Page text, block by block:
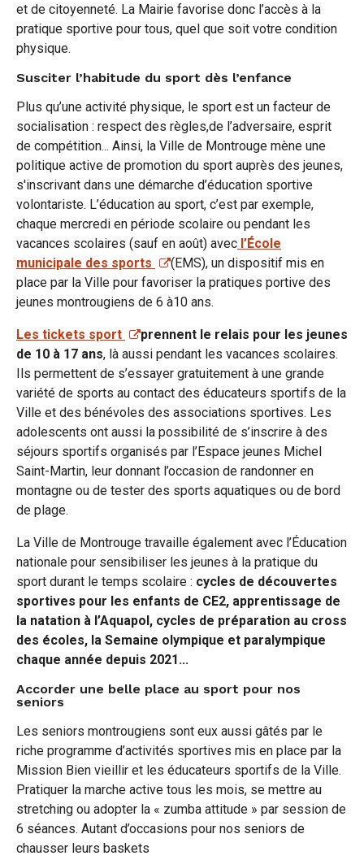
et de citoyenneté. La Mairie favorise donc l’accès à la
pratique sportive pour tous, quel que soit votre condition
physique.
Susciter l’habitude du sport dès l’enfance
Plus qu’une activité physique, le sport est un facteur de
socialisation : respect des règles,de l’adversaire, esprit
de compétition... Ainsi, la Ville de Montrouge mène une
politique active de promotion du sport auprès des jeunes,
s'inscrivant dans une démarche d’éducation sportive
volontariste. L’éducation au sport, c’est par exemple,
chaque mercredi en période scolaire ou pendant les
vacances scolaires (sauf en août) avec l’École
municipale des sports
(EMS), un dispositif mis en
place par la Ville pour favoriser la pratiques portive des
jeunes montrougiens de 6 à10 ans.
Les tickets sport
prennent le relais pour les jeunes
de 10 à 17 ans, là aussi pendant les vacances scolaires.
Ils permettent de s’essayer gratuitement à une grande
variété de sports au contact des éducateurs sportifs de la
Ville et des bénévoles des associations sportives. Les
adolescents ont aussi la possibilité de s’inscrire à des
séjours sportifs organisés par l’Espace jeunes Michel
Saint-Martin, leur donnant l’occasion de randonner en
montagne ou de tester des sports aquatiques ou de bord
de plage.
La Ville de Montrouge travaille également avec l’Éducation
nationale pour sensibiliser les jeunes à la pratique du
sport durant le temps scolaire : cycles de découvertes
sportives pour les enfants de CE2, apprentissage de
la natation à l’Aquapol, cycles de préparation au cross
des écoles, la Semaine olympique et paralympique
chaque année depuis 2021...
Accorder une belle place au sport pour nos
seniors
Les seniors montrougiens sont eux aussi gâtés par le
riche programme d’activités sportives mis en place par la
Mission Bien vieillir et les éducateurs sportifs de la Ville.
Pratiquer la marche active tous les mois, se mettre au
stretching ou adopter la « zumba attitude » par session de
6 séances. Autant d’occasions pour nos seniors de
chausser leurs baskets